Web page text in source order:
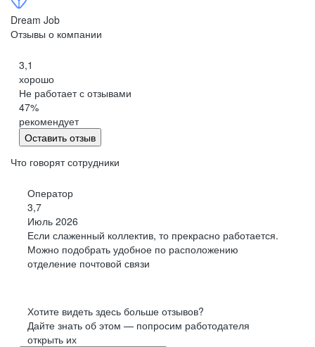
Петропавловск-Камчатский
Черкесск
Киров
Китай
Сыктывкар
Кострома
Краснодар
Курск
Липецк
Магадан
Йошкар-Ола
Саранск
Великий Новгород
Омск
Dream Job
Отзывы о компании
3,1
хорошо
Не работает с отзывами
47%
рекомендует
Оставить отзыв
Что говорят сотрудники
Оператор
3,7
Июль 2026
Если слаженный коллектив, то прекрасно работается.
Можно подобрать удобное по расположению
отделение почтовой связи
Хотите видеть здесь больше отзывов?
Дайте знать об этом — попросим работодателя
открыть их